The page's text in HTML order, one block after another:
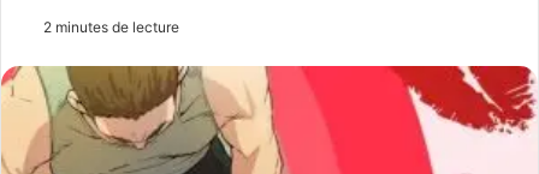
n
y
e
r
2 minutes de lecture